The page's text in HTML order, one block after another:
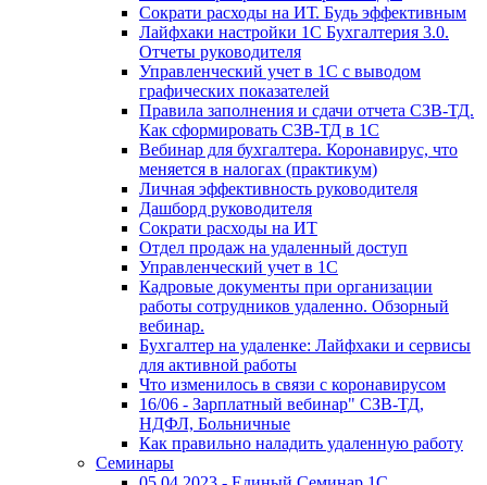
Сократи расходы на ИТ. Будь эффективным
Лайфхаки настройки 1С Бухгалтерия 3.0.
Отчеты руководителя
Управленческий учет в 1С с выводом
графических показателей
Правила заполнения и сдачи отчета СЗВ-ТД.
Как сформировать СЗВ-ТД в 1С
Вебинар для бухгалтера. Коронавирус, что
меняется в налогах (практикум)
Личная эффективность руководителя
Дашборд руководителя
Сократи расходы на ИТ
Отдел продаж на удаленный доступ
Управленческий учет в 1С
Кадровые документы при организации
работы сотрудников удаленно. Обзорный
вебинар.
Бухгалтер на удаленке: Лайфхаки и сервисы
для активной работы
Что изменилось в связи с коронавирусом
16/06 - Зарплатный вебинар" СЗВ-ТД,
НДФЛ, Больничные
Как правильно наладить удаленную работу
Семинары